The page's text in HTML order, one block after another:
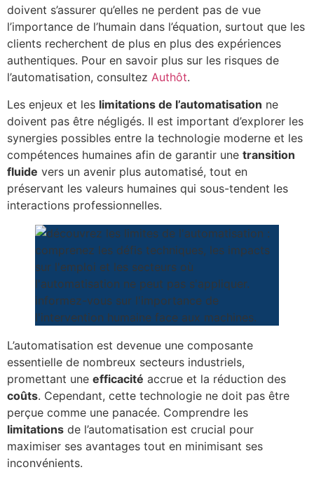
doivent s’assurer qu’elles ne perdent pas de vue
l’importance de l’humain dans l’équation, surtout que les
clients recherchent de plus en plus des expériences
authentiques. Pour en savoir plus sur les risques de
l’automatisation, consultez Authôt.
Les enjeux et les limitations de l’automatisation ne
doivent pas être négligés. Il est important d’explorer les
synergies possibles entre la technologie moderne et les
compétences humaines afin de garantir une transition
fluide vers un avenir plus automatisé, tout en
préservant les valeurs humaines qui sous-tendent les
interactions professionnelles.
L’automatisation est devenue une composante
essentielle de nombreux secteurs industriels,
promettant une efficacité accrue et la réduction des
coûts. Cependant, cette technologie ne doit pas être
perçue comme une panacée. Comprendre les
limitations de l’automatisation est crucial pour
maximiser ses avantages tout en minimisant ses
inconvénients.